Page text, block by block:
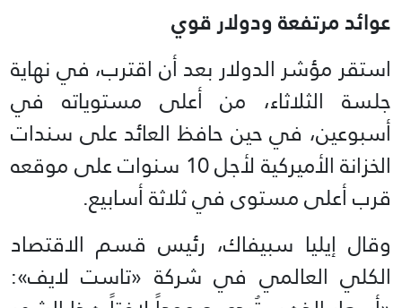
عوائد مرتفعة ودولار قوي
استقر مؤشر الدولار بعد أن اقترب، في نهاية
جلسة الثلاثاء، من أعلى مستوياته في
أسبوعين، في حين حافظ العائد على سندات
الخزانة الأميركية لأجل 10 سنوات على موقعه
قرب أعلى مستوى في ثلاثة أسابيع.
وقال إيليا سبيفاك، رئيس قسم الاقتصاد
الكلي العالمي في شركة «تاست لايف»: